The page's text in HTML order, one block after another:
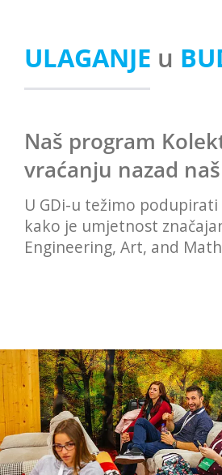
ULAGANJE u
Naš program
vraćanju nazad
U GDi-u težimo
kako je umjetnost
Engineering, Art, and